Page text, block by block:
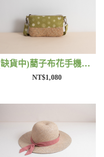
(缺貨中)藺子布花手機包 | 藺子
NT$1,080